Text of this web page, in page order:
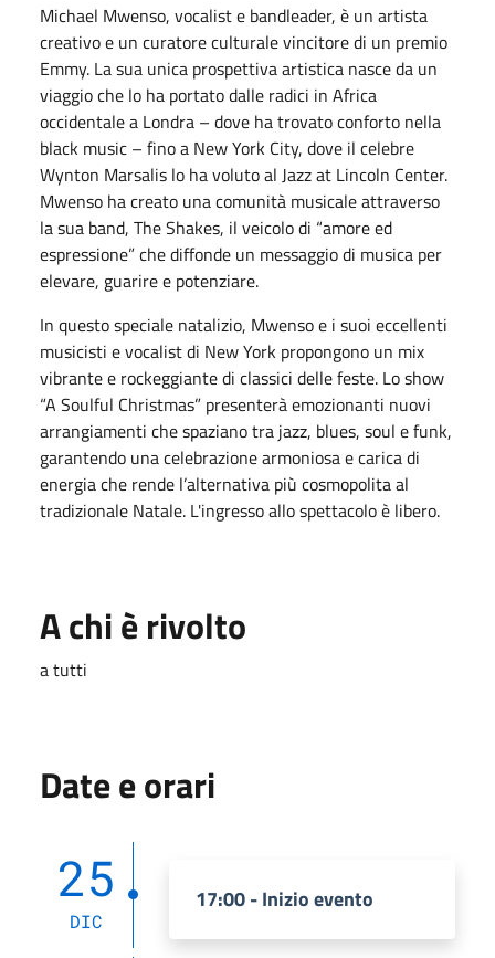
Michael Mwenso, vocalist e bandleader, è un artista
creativo e un curatore culturale vincitore di un premio
Emmy. La sua unica prospettiva artistica nasce da un
viaggio che lo ha portato dalle radici in Africa
occidentale a Londra – dove ha trovato conforto nella
black music – fino a New York City, dove il celebre
Wynton Marsalis lo ha voluto al Jazz at Lincoln Center.
Mwenso ha creato una comunità musicale attraverso
la sua band, The Shakes, il veicolo di “amore ed
espressione” che diffonde un messaggio di musica per
elevare, guarire e potenziare.
In questo speciale natalizio, Mwenso e i suoi eccellenti
musicisti e vocalist di New York propongono un mix
vibrante e rockeggiante di classici delle feste. Lo show
“A Soulful Christmas” presenterà emozionanti nuovi
arrangiamenti che spaziano tra jazz, blues, soul e funk,
garantendo una celebrazione armoniosa e carica di
energia che rende l’alternativa più cosmopolita al
tradizionale Natale. L'ingresso allo spettacolo è libero.
A chi è rivolto
a tutti
Date e orari
25
DIC
17:00 - Inizio evento